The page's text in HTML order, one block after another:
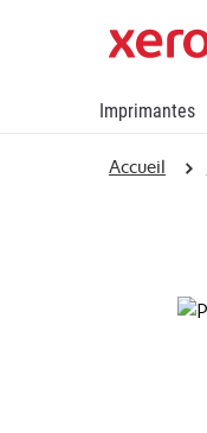
Imprimantes
Accueil